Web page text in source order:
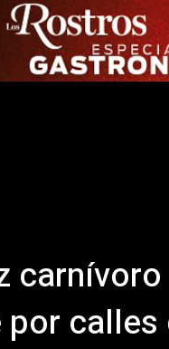
calles